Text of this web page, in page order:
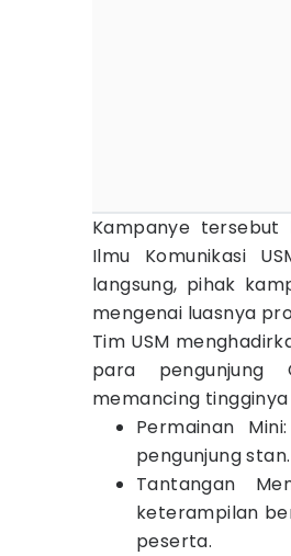
Kampanye tersebut
Ilmu Komunikasi
langsung, pihak
mengenai luasnya
Tim USM
para pengunjung
memancing
Permainan
pengunjung stan.
Tantangan
keterampilan
peserta.